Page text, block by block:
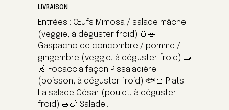
LIVRAISON
Entrées : Œufs Mimosa / salade mâche
(veggie, à déguster froid) 🥚🥗
Gaspacho de concombre / pomme /
gingembre (veggie, à déguster froid) 🥒
🍏 Focaccia façon Pissaladière
(poisson, à déguster froid) 🐟🍞 Plats :
La salade César (poulet, à déguster
froid) 🥗🍗 Salade...